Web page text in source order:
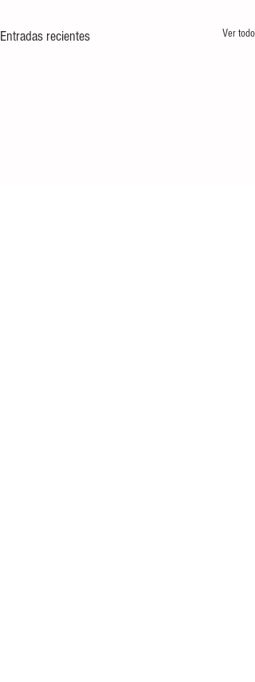
Entradas recientes Ver todo